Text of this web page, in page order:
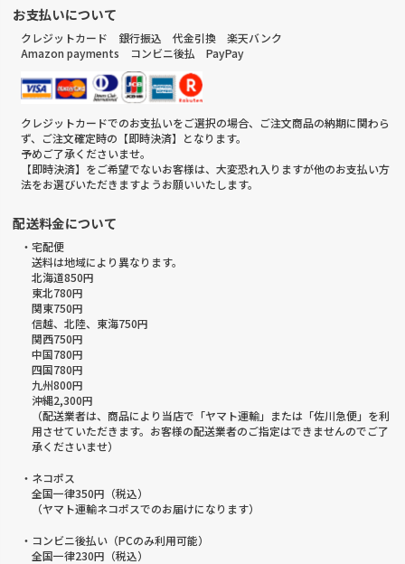
お支払いについて
クレジットカード 銀行振込 代金引換 楽天バンク
Amazon payments コンビニ後払 PayPay
クレジットカードでのお支払いをご選択の場合、ご注文商品の納期に関わら
ず、ご注文確定時の【即時決済】となります。
予めご了承くださいませ。
【即時決済】をご希望でないお客様は、大変恐れ入りますが他のお支払い方
法をお選びいただきますようお願いいたします。
配送料金について
・宅配便
送料は地域により異なります。
北海道850円
東北780円
関東750円
信越、北陸、東海750円
関西750円
中国780円
四国780円
九州800円
沖縄2,300円
（配送業者は、商品により当店で「ヤマト運輸」または「佐川急便」を利
用させていただきます。お客様の配送業者のご指定はできませんのでご了
承くださいませ）
・ネコポス
全国一律350円（税込）
（ヤマト運輸ネコポスでのお届けになります）
・コンビニ後払い（PCのみ利用可能）
全国一律230円（税込）